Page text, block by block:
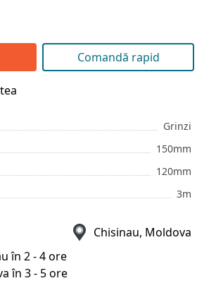
Comandă rapid
Grinzi
150mm
120mm
3m
Chisinau, Moldova
în 2 - 4 ore
în 3 - 5 ore